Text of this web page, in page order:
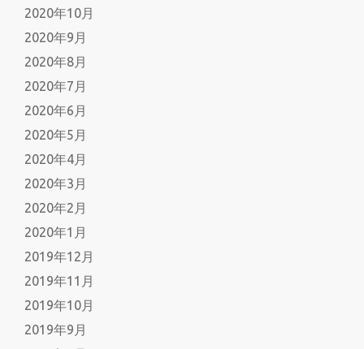
2020年10月
2020年9月
2020年8月
2020年7月
2020年6月
2020年5月
2020年4月
2020年3月
2020年2月
2020年1月
2019年12月
2019年11月
2019年10月
2019年9月